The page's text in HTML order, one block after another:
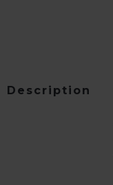
Description